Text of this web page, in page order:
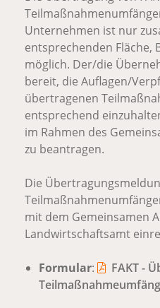
Unternehmen ist nur
entsprechenden Fläche,
möglich. Der/die
bereit, die Auflagen/
übertragenen
entsprechend
im Rahmen des
zu beantragen.
Die
mit dem Gemeinsamen
Landwirtschaftsamt
Formular:
FAKT -